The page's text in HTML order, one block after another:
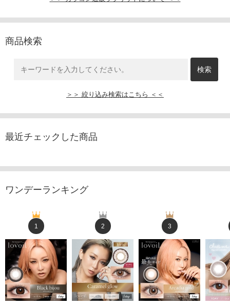
商品検索
＞＞ 絞り込み検索はこちら ＜＜
最近チェックした商品
ワンデーランキング
1 2 3